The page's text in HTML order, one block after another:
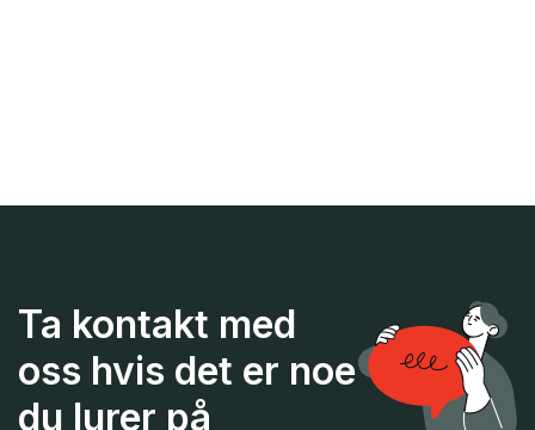
Ta kontakt med
oss hvis det er noe
du lurer på